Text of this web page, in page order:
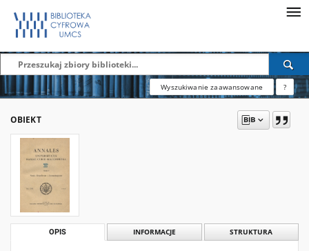
Wyszukiwanie zaawansowane ?
OBIEKT
OPIS INFORMACJE STRUKTURA